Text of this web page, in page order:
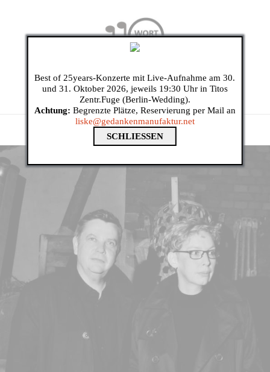
Best of 25years-Konzerte mit Live-Aufnahme am 30.
und 31. Oktober 2026, jeweils 19:30 Uhr in Titos
Zentr.Fuge (Berlin-Wedding).
Achtung: Begrenzte Plätze, Reservierung per Mail an
liske@gedankenmanufaktur.net